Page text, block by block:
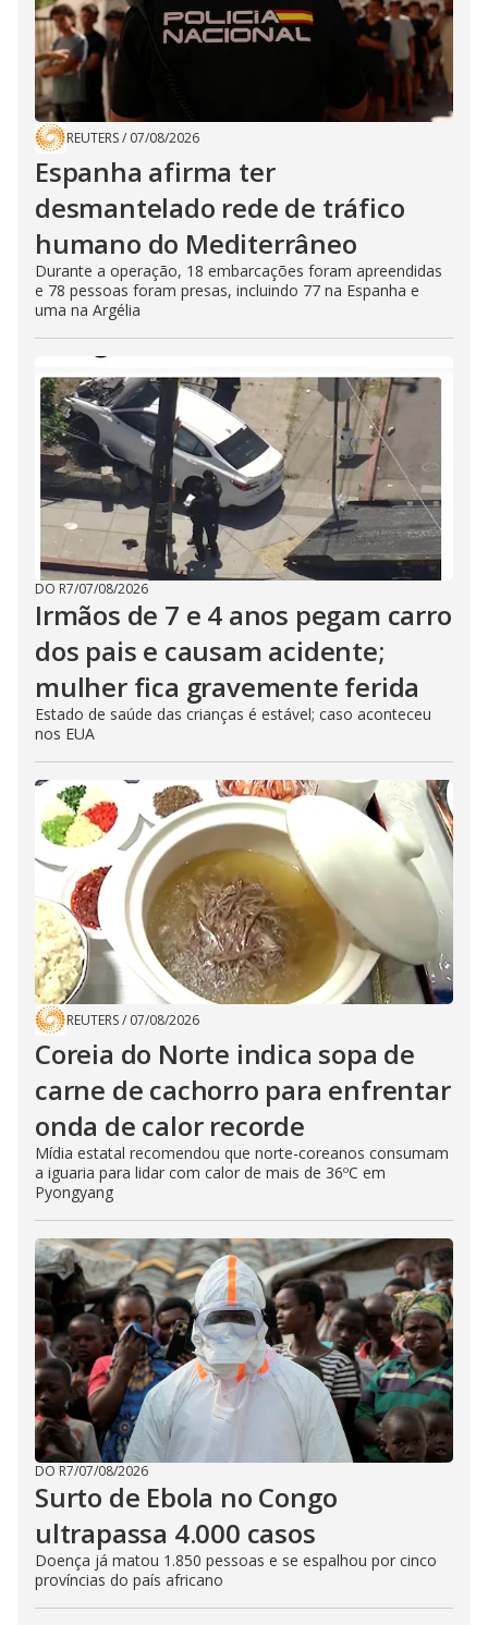
REUTERS/ 07/08/2026
Espanha afirma ter
desmantelado rede de tráfico
humano do Mediterrâneo
Durante a operação, 18 embarcações foram apreendidas
e 78 pessoas foram presas, incluindo 77 na Espanha e
uma na Argélia
DO R7/07/08/2026
Irmãos de 7 e 4 anos pegam carro
dos pais e causam acidente;
mulher fica gravemente ferida
Estado de saúde das crianças é estável; caso aconteceu
nos EUA
REUTERS/ 07/08/2026
Coreia do Norte indica sopa de
carne de cachorro para enfrentar
onda de calor recorde
Mídia estatal recomendou que norte-coreanos consumam
a iguaria para lidar com calor de mais de 36ºC em
Pyongyang
DO R7/07/08/2026
Surto de Ebola no Congo
ultrapassa 4.000 casos
Doença já matou 1.850 pessoas e se espalhou por cinco
províncias do país africano